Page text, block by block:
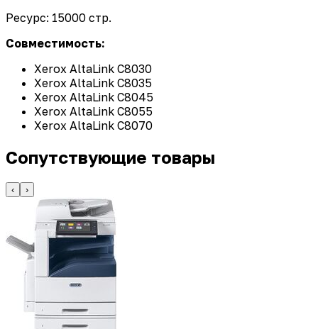
Ресурс: 15000 стр.
Совместимость:
Xerox AltaLink C8030
Xerox AltaLink C8035
Xerox AltaLink C8045
Xerox AltaLink C8055
Xerox AltaLink C8070
Сопутствующие товары
‹ ›